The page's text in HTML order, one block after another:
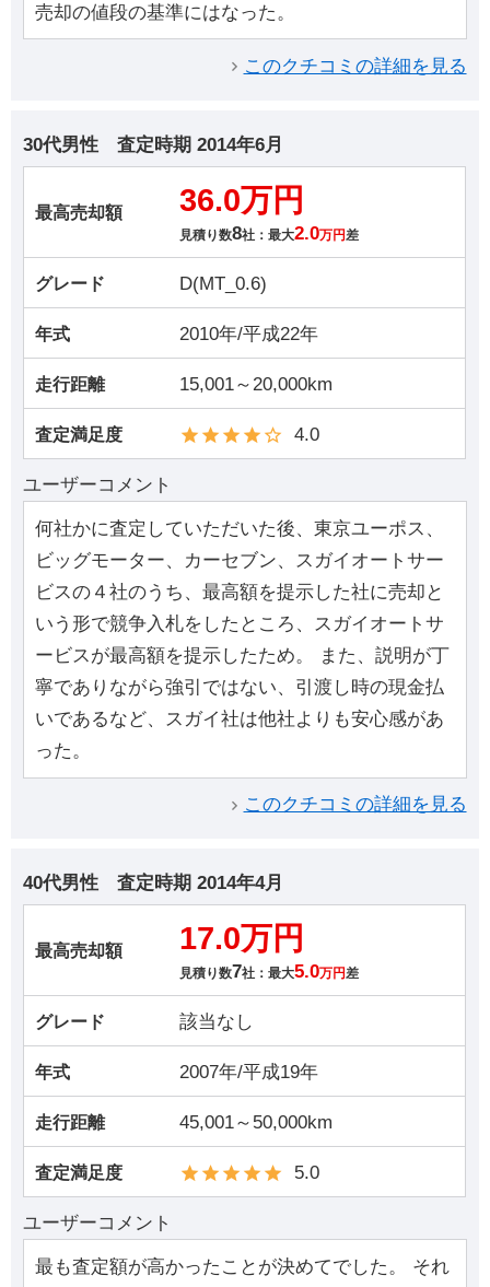
売却の値段の基準にはなった。
このクチコミの詳細を見る
30代男性 査定時期 2014年6月
最高売却額 36.0万円
見積り数8社：最大2.0万円差
グレード D(MT_0.6)
年式 2010年/平成22年
走行距離 15,001～20,000km
査定満足度 4.0
ユーザーコメント
何社かに査定していただいた後、東京ユーポス、
ビッグモーター、カーセブン、スガイオートサー
ビスの４社のうち、最高額を提示した社に売却と
いう形で競争入札をしたところ、スガイオートサ
ービスが最高額を提示したため。 また、説明が丁
寧でありながら強引ではない、引渡し時の現金払
いであるなど、スガイ社は他社よりも安心感があ
った。
このクチコミの詳細を見る
40代男性 査定時期 2014年4月
最高売却額 17.0万円
見積り数7社：最大5.0万円差
グレード 該当なし
年式 2007年/平成19年
走行距離 45,001～50,000km
査定満足度 5.0
ユーザーコメント
最も査定額が高かったことが決めてでした。 それ